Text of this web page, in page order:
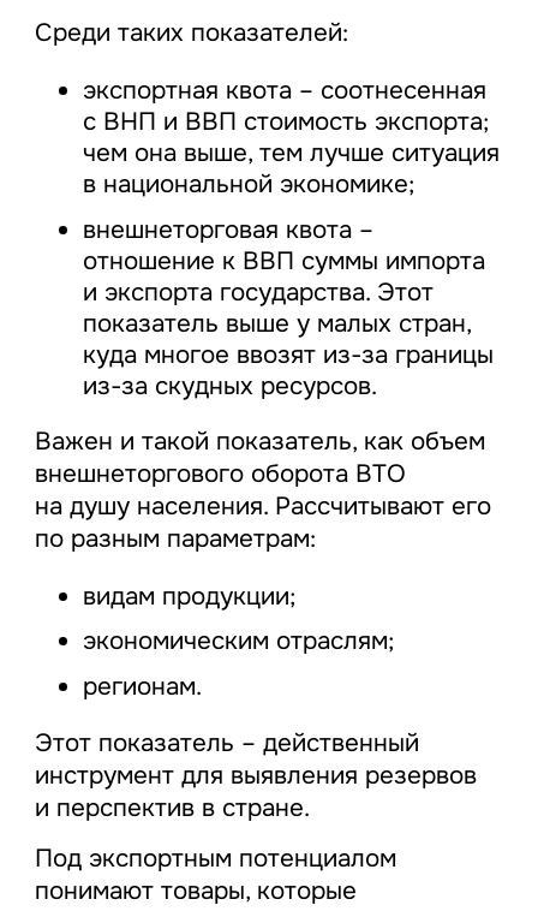
Среди таких показателей:
экспортная квота – соотнесенная
с ВНП и ВВП стоимость экспорта;
чем она выше, тем лучше ситуация
в национальной экономике;
внешнеторговая квота –
отношение к ВВП суммы импорта
и экспорта государства. Этот
показатель выше у малых стран,
куда многое ввозят из-за границы
из-за скудных ресурсов.
Важен и такой показатель, как объем
внешнеторгового оборота ВТО
на душу населения. Рассчитывают его
по разным параметрам:
видам продукции;
экономическим отраслям;
регионам.
Этот показатель – действенный
инструмент для выявления резервов
и перспектив в стране.
Под экспортным потенциалом
понимают товары, которые